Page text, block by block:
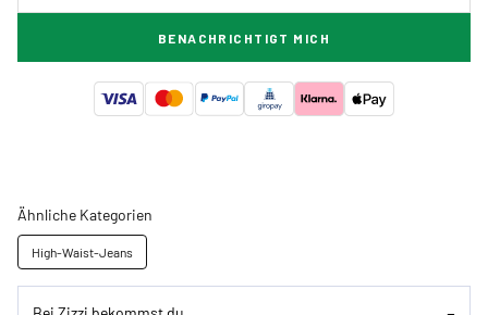
BENACHRICHTIGT MICH
Ähnliche Kategorien
High-Waist-Jeans